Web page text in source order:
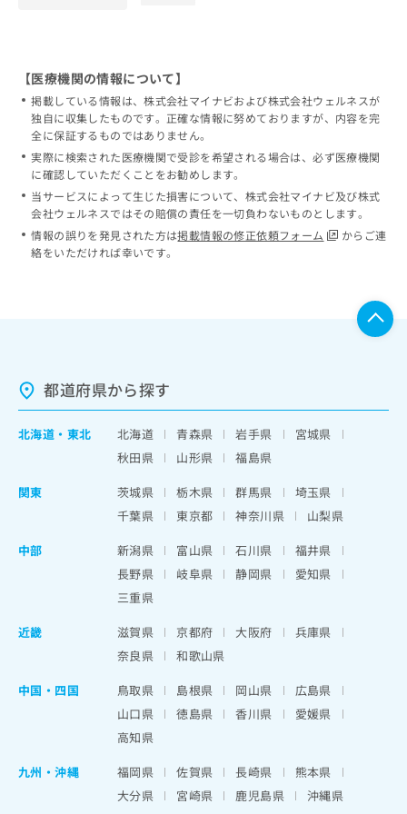
【医療機関の情報について】
掲載している情報は、株式会社マイナビおよび株式会社ウェルネスが
独自に収集したものです。正確な情報に努めておりますが、内容を完
全に保証するものではありません。
実際に検索された医療機関で受診を希望される場合は、必ず医療機関
に確認していただくことをお勧めします。
当サービスによって生じた損害について、株式会社マイナビ及び株式
会社ウェルネスではその賠償の責任を一切負わないものとします。
情報の誤りを発見された方は掲載情報の修正依頼フォーム
からご連
絡をいただければ幸いです。
都道府県から探す
北海道 ・ 東北 北海道 青森県 岩手県
宮城県
秋田県
山形県
福島県
関東
茨城県 栃木県 群馬県
埼玉県
千葉県
東京都 神奈川県
山梨県
中部
新潟県 富山県 石川県
福井県
長野県
岐阜県 静岡県
愛知県
三重県
近畿
滋賀県 京都府 大阪府
兵庫県
奈良県
和歌山県
中国・四国
鳥取県 島根県 岡山県
広島県
山口県
徳島県 香川県
愛媛県
高知県
九州・沖縄
福岡県 佐賀県 長崎県
熊本県
大分県
宮崎県 鹿児島県 沖縄県